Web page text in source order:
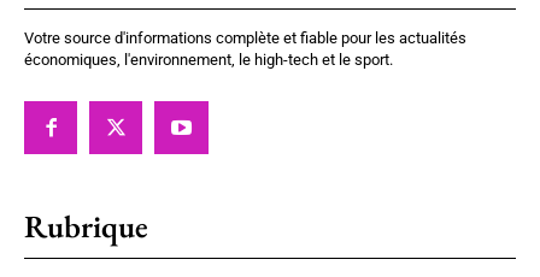
Votre source d'informations complète et fiable pour les actualités
économiques, l'environnement, le high-tech et le sport.
Rubrique